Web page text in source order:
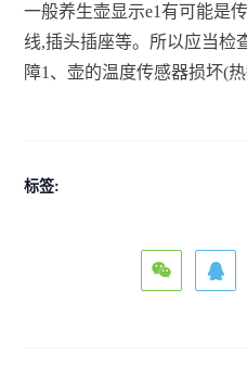
一般养生壶显示e1有可能是
线,插头插座等。所以应当检
障1、壶的温度传感器损坏(
标签: